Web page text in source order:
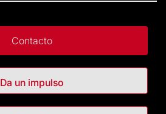
Contacto
Da un impulso